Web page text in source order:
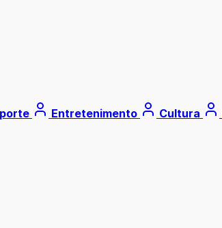
Entretenimento Cultura